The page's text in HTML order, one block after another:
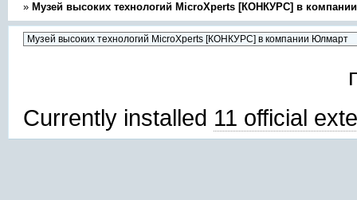
» Музей высоких технологий MicroXperts [КОНКУРС] в
Currently installed 11 official